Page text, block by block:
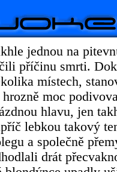
jednou na
příčinu smrti.
místech,
hrozně moc
hlavu, jen
lebkou takový
a společně
drát